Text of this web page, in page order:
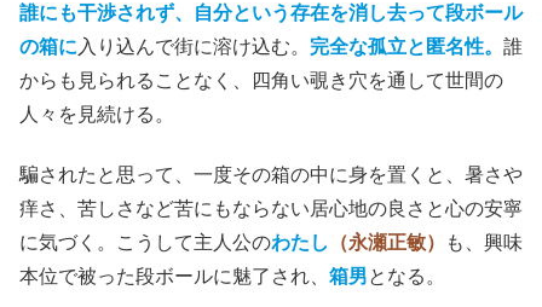
誰にも干渉されず、自分という存在を消し去って段ボール
の箱に 入り込んで街に溶け込む。 完全な孤立と匿名性。 誰
からも見られることなく、四角い覗き穴を通して世間の
人々を見続ける。
騙されたと思って、一度その箱の中に身を置くと、暑さや
痒さ、苦しさなど苦にもならない居心地の良さと心の安寧
に気づく。こうして主人公のわたし （永瀬正敏）
も、興味
本位で被った段ボールに魅了され、 箱男となる。